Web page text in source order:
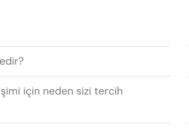
için neden sizi tercih